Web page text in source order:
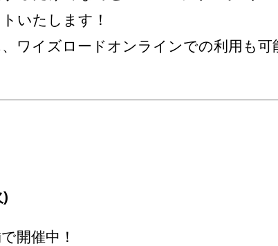
いたします！
ワイズロードオンラインでの利用も可
)
開催中！